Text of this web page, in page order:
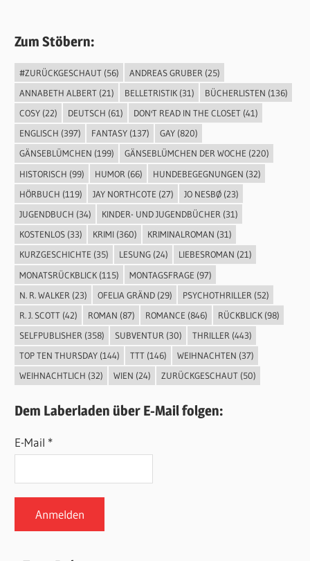
Zum Stöbern:
#ZURÜCKGESCHAUT(56) ANDREAS GRUBER (25)
ANNABETH ALBERT(21) BELLETRISTIK(31) BÜCHERLISTEN (136)
COSY(22) DEUTSCH (61) DON'T READ IN THE CLOSET(41)
ENGLISCH (397) FANTASY(137) GAY(820)
GÄNSEBLÜMCHEN (199) GÄNSEBLÜMCHEN DER WOCHE (220)
HISTORISCH (99) HUMOR (66) HUNDEBEGEGNUNGEN (32)
HÖRBUCH (119) JAY NORTHCOTE (27) JO NESBØ(23)
JUGENDBUCH (34) KINDER- UND JUGENDBÜCHER (31)
KOSTENLOS(33) KRIMI(360) KRIMINALROMAN (31)
KURZGESCHICHTE (35) LESUNG(24) LIEBESROMAN (21)
MONATSRÜCKBLICK(115) MONTAGSFRAGE (97)
N. R. WALKER (23) OFELIA GRÄND(29) PSYCHOTHRILLER (52)
R. J. SCOTT(42) ROMAN (87) ROMANCE (846) RÜCKBLICK(98)
SELFPUBLISHER (358) SUBVENTUR (30) THRILLER (443)
TOP TEN THURSDAY(144) TTT(146) WEIHNACHTEN (37)
WEIHNACHTLICH (32) WIEN (24) ZURÜCKGESCHAUT(50)
Dem Laberladen über E-Mail folgen:
E-Mail *